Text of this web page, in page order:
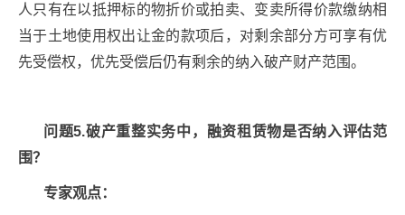
人只有在以抵押标的物折价或拍卖、变卖所得价款缴纳相
当于土地使用权出让金的款项后，对剩余部分方可享有优
先受偿权，优先受偿后仍有剩余的纳入破产财产范围。
问题5.破产重整实务中，融资租赁物是否纳入评估范
围？
专家观点：